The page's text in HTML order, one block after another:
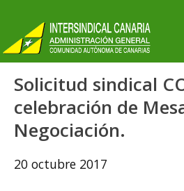
Solicitud sindical
celebración de
Negociación.
20 octubre 2017